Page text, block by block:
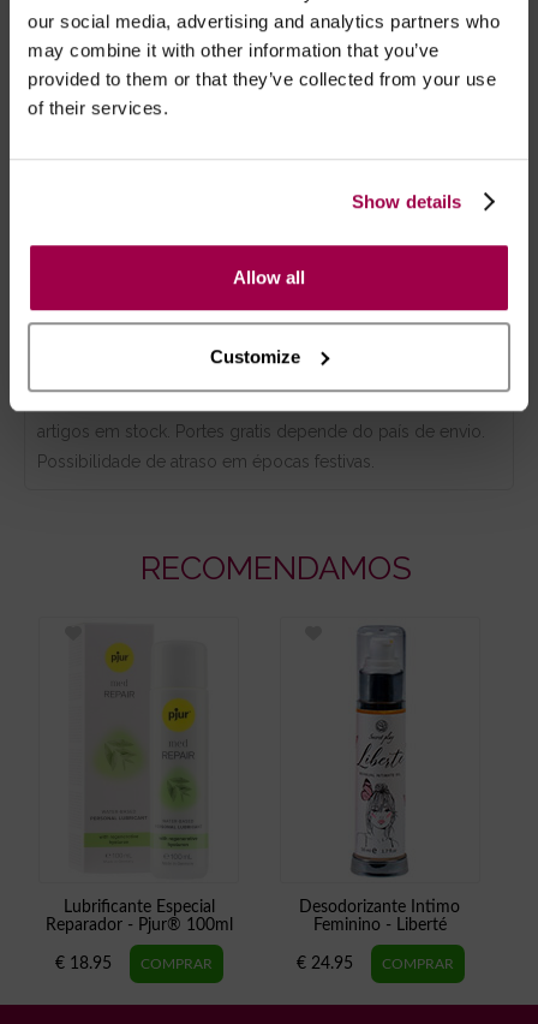
our social media, advertising and analytics partners who
may combine it with other information that you’ve
provided to them or that they’ve collected from your use
of their services.
Show details
Allow all
Customize
vezes por semana, fora do período
menstrual. Pode ser utilizado como
complemento lubrificante, antes das
relações sexuais.
Marca:Libifeme
- Embalagens 100% discretas
Após as 16:00 h, a sua encomenda será entregue em 48
artigos em stock. Portes gratis depende do país de envio.
Possibilidade de atraso em épocas festivas.
RECOMENDAMOS
Lubrificante Especial
Reparador - Pjur® 100ml
€ 18.95
Desodorizante Intimo
Feminino - Liberté
€ 24.95